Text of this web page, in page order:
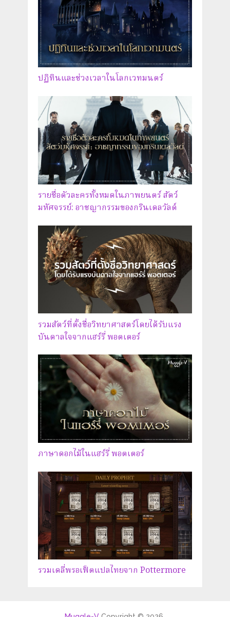
ปฏิทินและช่วงเวลาในโลกเวทมนตร์
รายชื่อตัวละครทั้งหมดในภาพยนตร์ สัตว์
มหัศจรรย์: อาชญากรรมของกรินเดลวัลด์
รวมสัตว์ที่ตั้งชื่อวิทยาศาสตร์โดยได้รับแรง
บันดาลใจจากแฮร์รี่ พอตเตอร์
ภาษาดอกไม้ในแฮร์รี่ พอตเตอร์
รวมเดลี่พรอเฟ็ตแปลไทยจาก Pottermore